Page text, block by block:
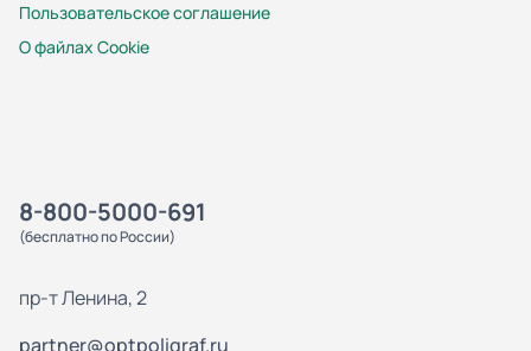
Пользовательское соглашение
О файлах Cookie
8-800-5000-691
(бесплатно по России)
пр-т Ленина, 2
partner@optpoligraf.ru